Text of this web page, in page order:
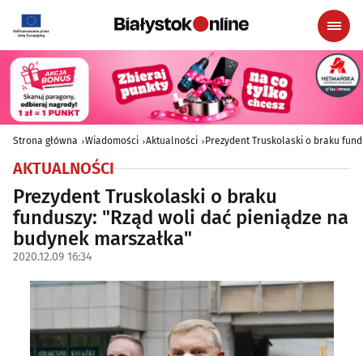
Strona główna Wiadomości Aktualności Prezydent Truskolaski o braku
AKTUALNOŚCI
Prezydent Truskolaski o braku
funduszy: "Rząd woli dać pieniądze na
budynek marszałka"
2020.12.09 16:34